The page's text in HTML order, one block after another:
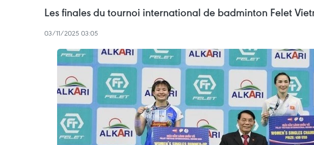
Les finales du tournoi international de badminton Felet
03/11/2025 03:05